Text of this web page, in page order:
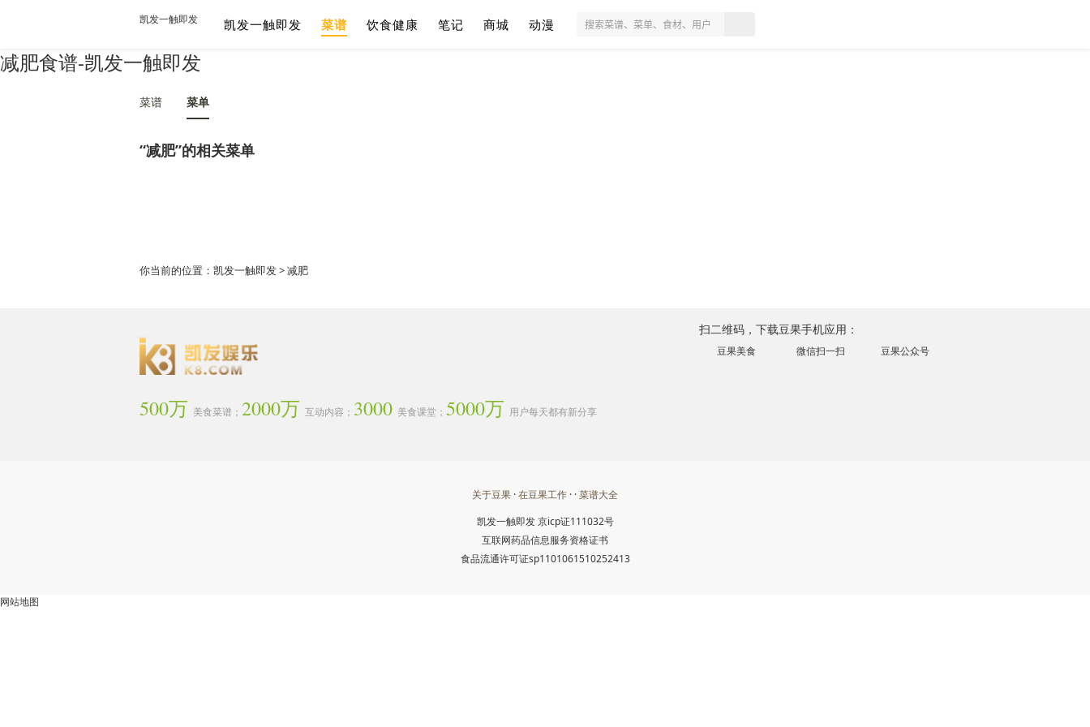
减肥食谱-凯发一触即发
凯发一触即发 凯发一触即发 菜谱 饮食健康 笔记 商城 动漫
菜谱 菜单
“减肥”的相关菜单
你当前的位置： 凯发一触即发> 减肥
500万 美食菜谱； 2000万 互动内容； 3000 美食课堂； 5000万 用户每天都有新分享
扫二维码，下载豆果手机应用：
豆果美食 微信扫一扫 豆果公众号
关于豆果 ·在豆果工作 · ·菜谱大全
凯发一触即发 京icp证111032号
互联网药品信息服务资格证书
食品流通许可证sp1101061510252413
网站地图